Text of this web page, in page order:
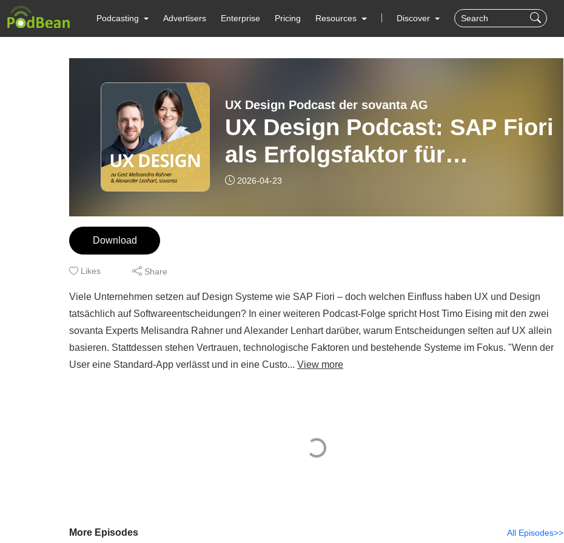
Podcasting Advertisers Enterprise Pricing Resources Discover
UX Design Podcast der sovanta AG
UX Design Podcast: SAP Fiori
als Erfolgsfaktor für
Enterprise Software?
2026-04-23
Download
Likes Share
Viele Unternehmen setzen auf Design Systeme wie SAP Fiori – doch welchen Einfluss haben UX und Design
tatsächlich auf Softwareentscheidungen? In einer weiteren Podcast-Folge spricht Host Timo Eising mit den zwei
sovanta Experts Melisandra Rahner und Alexander Lenhart darüber, warum Entscheidungen selten auf UX allein
basieren. Stattdessen stehen Vertrauen, technologische Faktoren und bestehende Systeme im Fokus. "Wenn der
User eine Standard-App verlässt und in eine Custo... View more
More Episodes All Episodes>>